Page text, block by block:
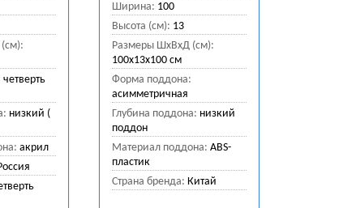
четверть
низкий (
акрил
Ширина: 100
Высота (см): 13
Размеры ШхВхД (см):
100x13x100 см
Форма поддона:
асимметричная
Глубина поддона: низкий
поддон
Материал поддона: ABS-
пластик
Страна бренда: Китай